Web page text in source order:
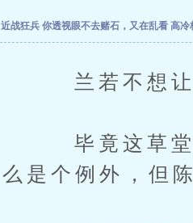
近战狂兵 你透视眼不去赌石，又在乱看 高冷
兰若不想让
毕竟这草堂不
么是个例外，但